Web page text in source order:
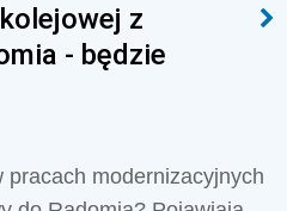
z
- będzie
modernizacyjnych